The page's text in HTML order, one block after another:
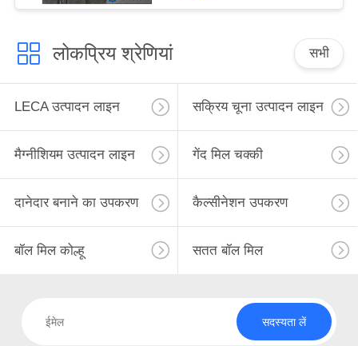
लोकप्रिय श्रेणियां सभी
LECA उत्पादन लाइन सक्रिय चूना उत्पादन लाइन
मैग्नीशियम उत्पादन लाइन गेंद मिल चक्की
दानेदार बनाने का उपकरण कैल्सीनेशन उपकरण
बॉल मिल कोल्हू सतत बॉल मिल
सदस्यता लें